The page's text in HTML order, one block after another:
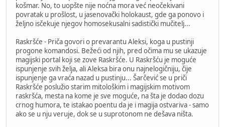
košmar. No, to uopšte nije noćna mora već neočekivani
povratak u prošlost, u jasenovački holokaust, gde ga ponovo i
željno isčekuje njegov homosekusalni sadistički mučitelj...
Raskršće - Priča govori o prevarantu Aleksi, koga u pustinji
progone komandosi. Bežeći od njih, pred očima mu se ukazuje
magijski portal koji se zove Raskršće. U Raskršću je moguće
ispunjenje svih želja, ali Aleksa bira onu najnelogičniju, čije
ispunjenje ga vraća nazad u pustinju... Šarčević se u priči
Raskršće poslužio starim mitološkim i magijskim motivom
raskršća, mesta na kome je sve moguće, na šta je dodao dozu
crnog humora, te istakao poentu da je i magija ostvariva - samo
ako se u nju veruje, dok se u suprotonom ne dešava ništa.